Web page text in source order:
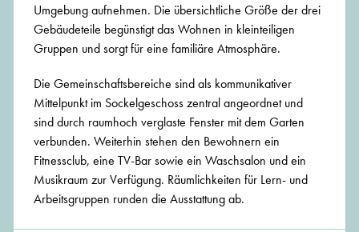
Umgebung aufnehmen. Die übersichtliche Größe der drei
Gebäudeteile begünstigt das Wohnen in kleinteiligen
Gruppen und sorgt für eine familiäre Atmosphäre.
Die Gemeinschaftsbereiche sind als kommunikativer
Mittelpunkt im Sockelgeschoss zentral angeordnet und
sind durch raumhoch verglaste Fenster mit dem Garten
verbunden. Weiterhin stehen den Bewohnern ein
Fitnessclub, eine TV-Bar sowie ein Waschsalon und ein
Musikraum zur Verfügung. Räumlichkeiten für Lern- und
Arbeitsgruppen runden die Ausstattung ab.